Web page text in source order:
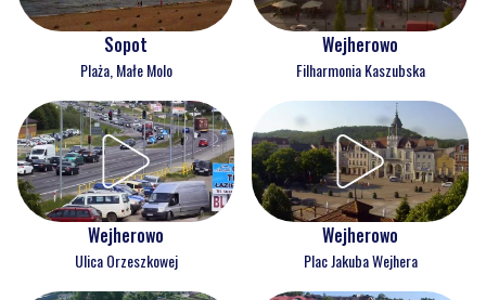
Sopot
Plaża, Małe Molo
Wejherowo
Filharmonia Kaszubska
Wejherowo
Ulica Orzeszkowej
Wejherowo
Plac Jakuba Wejhera